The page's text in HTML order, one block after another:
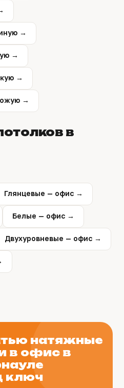
→
→
→
→
в
Глянцевые — офис →
Белые — офис →
Двухуровневые — офис →
натяжные
в офис в
ключ